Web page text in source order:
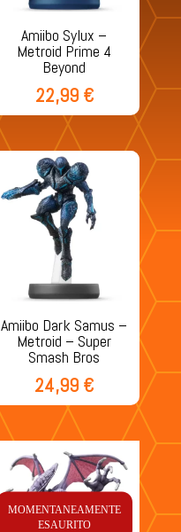
Amiibo Sylux –
Metroid Prime 4
Beyond
22,99 €
Amiibo Dark Samus –
Metroid – Super
Smash Bros
24,99 €
MOMENTANEAMENTE
ESAURITO